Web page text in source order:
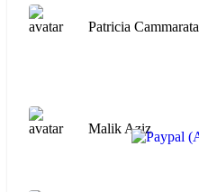
Patricia Cammarata
Malik Aziz